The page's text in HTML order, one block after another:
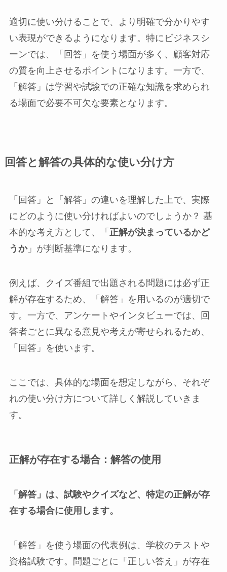
適切に使い分けることで、より明確で分かりやす
い表現ができるようになります。特にビジネスシ
ーンでは、「回答」を使う場面が多く、顧客対応
の質を向上させるポイントになります。一方で、
「解答」は学習や試験での正確な知識を求められ
る場面で必要不可欠な要素となります。
回答と解答の具体的な使い分け方
「回答」と「解答」の違いを理解した上で、実際
にどのように使い分ければよいのでしょうか？ 基
本的な考え方として、「 正解が決まっているかど
うか」が判断基準になります。
例えば、クイズ番組で出題される問題には必ず正
解が存在するため、「解答」を用いるのが適切で
す。一方で、アンケートやインタビューでは、回
答者ごとに異なる意見や考えが寄せられるため、
「回答」を使います。
ここでは、具体的な場面を想定しながら、それぞ
れの使い分け方について詳しく解説していきま
す。
正解が存在する場合：解答の使用
「解答」は、試験やクイズなど、特定の正解が存
在する場合に使用します。
「解答」を使う場面の代表例は、学校のテストや
資格試験です。問題ごとに「正しい答え」が存在